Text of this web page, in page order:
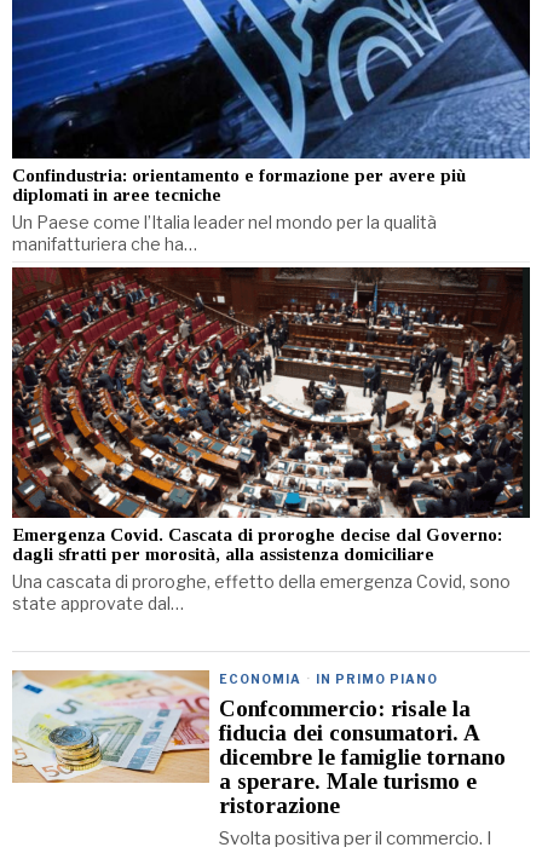
Confindustria: orientamento e formazione per avere più
diplomati in aree tecniche
Un Paese come l’Italia leader nel mondo per la qualità
manifatturiera che ha…
Emergenza Covid. Cascata di proroghe decise dal Governo:
dagli sfratti per morosità, alla assistenza domiciliare
Una cascata di proroghe, effetto della emergenza Covid, sono
state approvate dal…
ECONOMIA · IN PRIMO PIANO
Confcommercio: risale la
fiducia dei consumatori. A
dicembre le famiglie tornano
a sperare. Male turismo e
ristorazione
Svolta positiva per il commercio. I